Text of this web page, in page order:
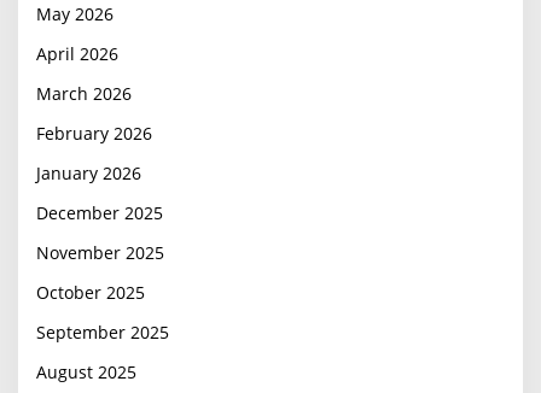
May 2026
April 2026
March 2026
February 2026
January 2026
December 2025
November 2025
October 2025
September 2025
August 2025